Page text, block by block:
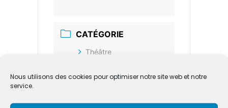
Nous utilisons des cookies pour optimiser notre site web et notre
service.
CATÉGORIE
Théâtre